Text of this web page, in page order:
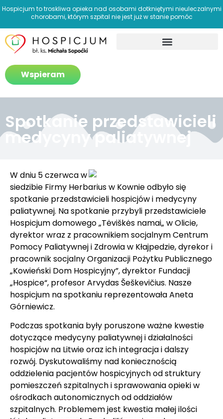
Hospicjum to troskliwa opieka nad osobami dotkniętymi nieuleczalnymi
chorobami, którym szpital nie jest już w stanie pomóc
Wspieram
Spotkanie przedstawicieli
medycyny paliatywnej
W dniu 5 czerwca w
siedzibie Firmy Herbarius w Kownie odbyło się
spotkanie przedstawicieli hospicjów i medycyny
paliatywnej. Na spotkanie przybyli przedstawiciele
Hospicjum domowego „Tėviškės namai„ w Olicie,
dyrektor wraz z pracownikiem socjalnym Centrum
Pomocy Paliatywnej i Zdrowia w Kłajpedzie, dyrekor i
pracownik socjalny Organizacji Pożytku Publicznego
„Kowieński Dom Hospicyjny”, dyrektor Fundacji
„Hospice“, profesor Arvydas Šeškevičius. Nasze
hospicjum na spotkaniu reprezentowała Aneta
Górniewicz.
Podczas spotkania były poruszone ważne kwestie
dotyczące medycyny paliatywnej i działalności
hospicjów na Litwie oraz ich integracja i dalszy
rozwój. Dyskutowaliśmy nad koniecznością
oddzielenia pacjentów hospicyjnych od struktury
pomieszczeń szpitalnych i sprawowania opieki w
ośrodkach autonomicznych od oddziałów
szpitalnych. Problemem jest kwestia małej ilości